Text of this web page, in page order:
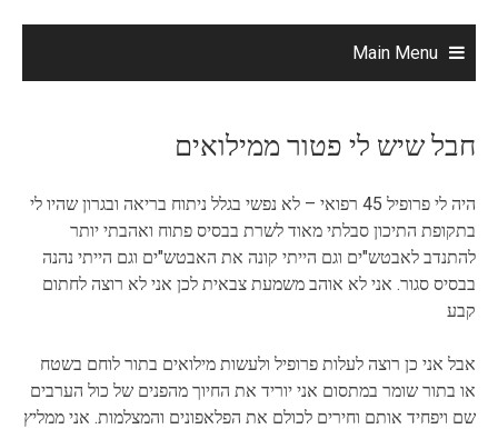
Main Menu
חבל שיש לי פטור ממילואים
היה לי פרופיל 45 רפואי – לא נפשי בגלל ניתוח בריאה ובגרון שהיו לי
בתקופת התיכון סבלתי מאוד לשרת בבסיס פתוח ואהבתי יותר
להתנדב לאבטש"ים וגם הייתי קונה את האבטש"ים וגם הייתי נהנה
בבסיס סגור. אני לא אוהב משמעת צבאית לכן אני לא רוצה לחתום
קבע
אבל אני כן רוצה לעלות פרופיל ולעשות מילואים בתור לוחם בשטח
או בתור שומר במתסום אני יוריד את החיוך מהפנים של כול הערבים
שם ויפחיד אותם וחירים לכולם את הפלאפונים והמצלמות. אני ממליץ